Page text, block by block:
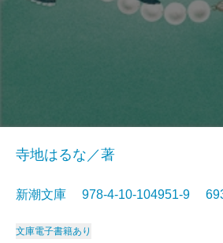
寺地はるな／著
新潮文庫 978-4-10-104951-9
文庫電子書籍あり